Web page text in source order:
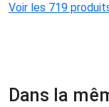
Voir les 719
Dans la